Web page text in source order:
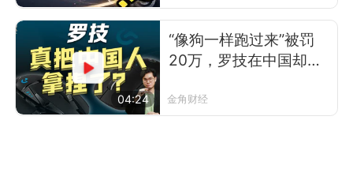
04:24
“像狗一样跑过来”被罚
20万，罗技在中国却卖
金角财经